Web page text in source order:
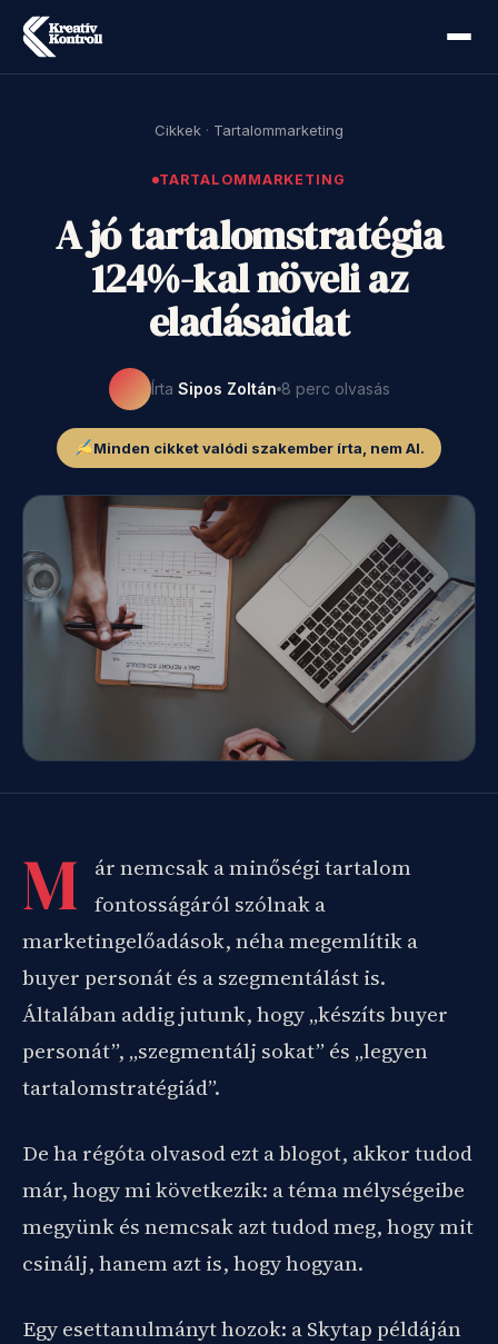
Cikkek · Tartalommarketing
TARTALOMMARKETING
A jó tartalomstratégia
124%-kal növeli az
eladásaidat
Írta Sipos Zoltán 8 perc olvasás
Minden cikket valódi szakember írta, nem AI.
M
ár nemcsak a minőségi tartalom
fontosságáról szólnak a
marketingelőadások, néha megemlítik a
buyer personát és a szegmentálást is.
Általában addig jutunk, hogy „készíts buyer
personát”, „szegmentálj sokat” és „legyen
tartalomstratégiád”.
De ha régóta olvasod ezt a blogot, akkor tudod
már, hogy mi következik: a téma mélységeibe
megyünk és nemcsak azt tudod meg, hogy mit
csinálj, hanem azt is, hogy hogyan.
Egy esettanulmányt hozok: a Skytap példáján